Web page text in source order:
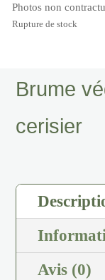
Photos non
Rupture de stock
Brume
cerisier
Avis (0)